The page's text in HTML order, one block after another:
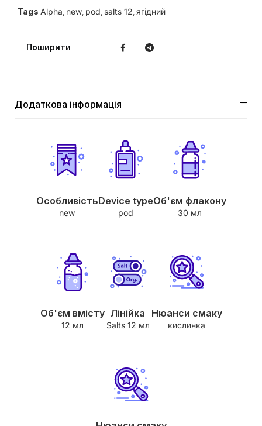
Tags Alpha new pod salts 12 ягідний
Поширити
Додаткова інформація
Особливість
new
Device type
pod
Об'єм флакону
30 мл
Об'єм вмісту
12 мл
Лінійка
Salts 12 мл
Нюанси смаку
кислинка